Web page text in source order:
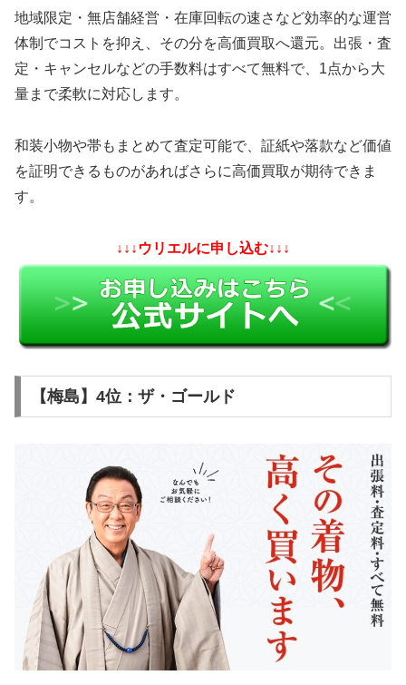
地域限定・無店舗経営・在庫回転の速さなど効率的な運営
体制でコストを抑え、その分を高価買取へ還元。出張・査
定・キャンセルなどの手数料はすべて無料で、1点から大
量まで柔軟に対応します。
和装小物や帯もまとめて査定可能で、証紙や落款など価値
を証明できるものがあればさらに高価買取が期待できま
す。
↓↓↓ウリエルに申し込む↓↓↓
【梅島】4位：ザ・ゴールド